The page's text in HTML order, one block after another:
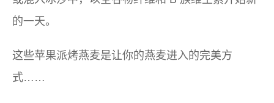
的一天。
这些苹果派烤燕麦是让你的燕麦进入的完美方
式……